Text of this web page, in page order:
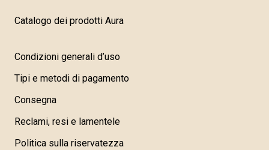
Catalogo dei prodotti Aura
Condizioni generali d’uso
Tipi e metodi di pagamento
Consegna
Reclami, resi e lamentele
Politica sulla riservatezza